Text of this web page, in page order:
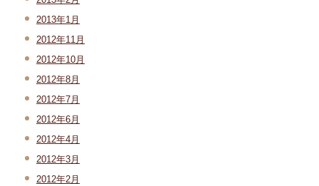
2013年1月
2012年11月
2012年10月
2012年8月
2012年7月
2012年6月
2012年4月
2012年3月
2012年2月